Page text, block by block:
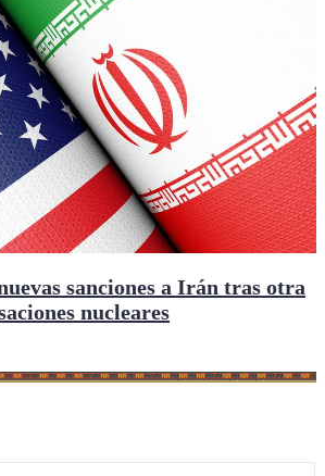
sanciones a Irán tras otra
nucleares